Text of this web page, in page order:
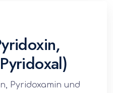
Pyridoxamin und